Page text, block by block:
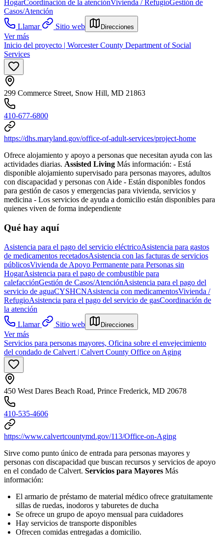
HogarCoordinación de la atenciónVivienda / RefugioGestión de
Casos/Atención
Llamar
Sitio web Direcciones
Ver más
Inicio del proyecto | Worcester County Department of Social
Services
299 Commerce Street, Snow Hill, MD 21863
410-677-6800
https://dhs.maryland.gov/office-of-adult-services/project-home
Ofrece alojamiento y apoyo a personas que necesitan ayuda con las
actividades diarias. Assisted Living Más información: - Está
disponible alojamiento supervisado para personas mayores, adultos
con discapacidad y personas con Aide - Están disponibles fondos
para gestión de casos y emergencias para vivienda, servicios y
medicina - Los servicios de ayuda a domicilio están disponibles para
quienes viven de forma independiente
Qué hay aquí
Asistencia para el pago del servicio eléctricoAsistencia para gastos
de medicamentos recetadosAsistencia con las facturas de servicios
públicosVivienda de Apoyo Permanente para Personas sin
HogarAsistencia para el pago de combustible para
calefacciónGestión de Casos/AtenciónAsistencia para el pago del
servicio de aguaCYSHCNAsistencia con medicamentosVivienda /
RefugioAsistencia para el pago del servicio de gasCoordinación de
la atención
Llamar
Sitio web Direcciones
Ver más
Servicios para personas mayores, Oficina sobre el envejecimiento
del condado de Calvert | Calvert County Office on Aging
450 West Dares Beach Road, Prince Frederick, MD 20678
410-535-4606
https://www.calvertcountymd.gov/113/Office-on-Aging
Sirve como punto único de entrada para personas mayores y
personas con discapacidad que buscan recursos y servicios de apoyo
en el condado de Calvert. Servicios para Mayores Más
información:
El armario de préstamo de material médico ofrece gratuitamente
sillas de ruedas, inodoros y taburetes de ducha
Se ofrece un grupo de apoyo mensual para cuidadores
Hay servicios de transporte disponibles
Ofrecen comidas entregadas a domicilio.